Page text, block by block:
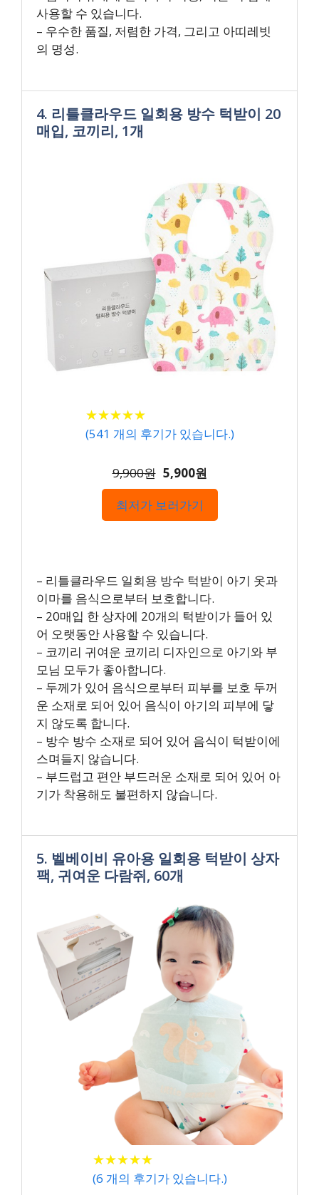
사용할 수 있습니다.
– 우수한 품질, 저렴한 가격, 그리고 아띠레빗
의 명성.
4. 리틀클라우드 일회용 방수 턱받이 20
매입, 코끼리, 1개
★★★★★
★★★★★
(541 개의 후기가 있습니다.)
9,900원 5,900원
최저가 보러가기
– 리틀클라우드 일회용 방수 턱받이 아기 옷과
이마를 음식으로부터 보호합니다.
– 20매입 한 상자에 20개의 턱받이가 들어 있
어 오랫동안 사용할 수 있습니다.
– 코끼리 귀여운 코끼리 디자인으로 아기와 부
모님 모두가 좋아합니다.
– 두께가 있어 음식으로부터 피부를 보호 두꺼
운 소재로 되어 있어 음식이 아기의 피부에 닿
지 않도록 합니다.
– 방수 방수 소재로 되어 있어 음식이 턱받이에
스며들지 않습니다.
– 부드럽고 편안 부드러운 소재로 되어 있어 아
기가 착용해도 불편하지 않습니다.
5. 벨베이비 유아용 일회용 턱받이 상자
팩, 귀여운 다람쥐, 60개
★★★★★
★★★★★
(6 개의 후기가 있습니다.)